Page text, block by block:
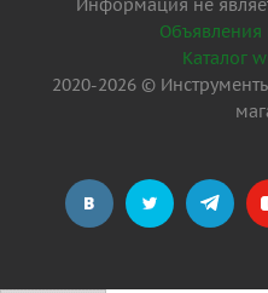
Информация не
Объявления
Каталог
2020-2026 ©